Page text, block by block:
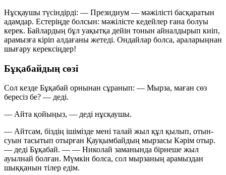
Нұсқаушы түсіндірді: — Президиум — мәжілісті басқаратын
адамдар. Естеріңде болсын: мәжілісте кедейлер ғана болуы
керек. Байлардың бұл уақытқа дейін тонын айналдырып киіп,
арамызға кіріп алдағаны жетеді. Ондайлар болса, араларыңнан
шығару керексіңдер!
Бұқабайдың сөзі
Сол кезде Бұқабай орнынан сұранып: — Мырза, маған сөз
бересіз бе? — деді.
— Айта қойыңыз, — деді нұсқаушы.
— Айтсам, біздің ішімізде мені талай жыл құл қылып, отын-
суын тасытып отырған Қауқымбайдың мырзасы Кәрім отыр.
— деді Бұқабай. — — Николай заманында бірнеше жыл
ауылнай болған. Мүмкін болса, сол мырзаның арамыздан
шыққанын тілер едім.